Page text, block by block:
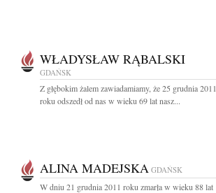
WŁADYSŁAW RĄBALSKI
GDAŃSK
Z głębokim żalem zawiadamiamy, że 25 grudnia 2011
roku odszedł od nas w wieku 69 lat nasz...
ALINA MADEJSKA GDAŃSK
W dniu 21 grudnia 2011 roku zmarła w wieku 88 lat